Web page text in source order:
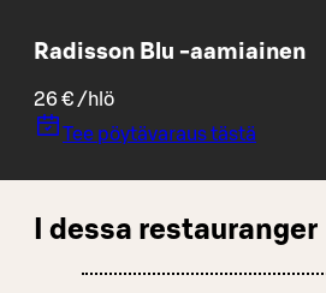
Radisson Blu -aamiainen
26 € /hlö
Tee pöytävaraus tästä
I dessa restauranger